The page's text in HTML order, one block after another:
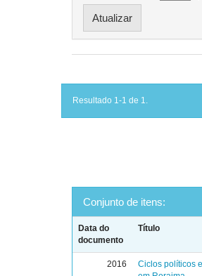
Resultado 1-1 de 1.
Conjunto de itens:
Data do
documento
Título
2016
Ciclos políticos